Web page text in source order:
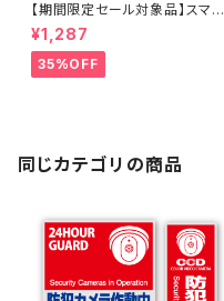
【期間限定セール対象品】スマー
トフォン向け 防水ケース (OS-0
21) 5インチまでのスマートフォ
ン イヤホンジャック ストラップ
腕バンド付き クリップロック式
¥1,287
35%OFF
同じカテゴリの商品